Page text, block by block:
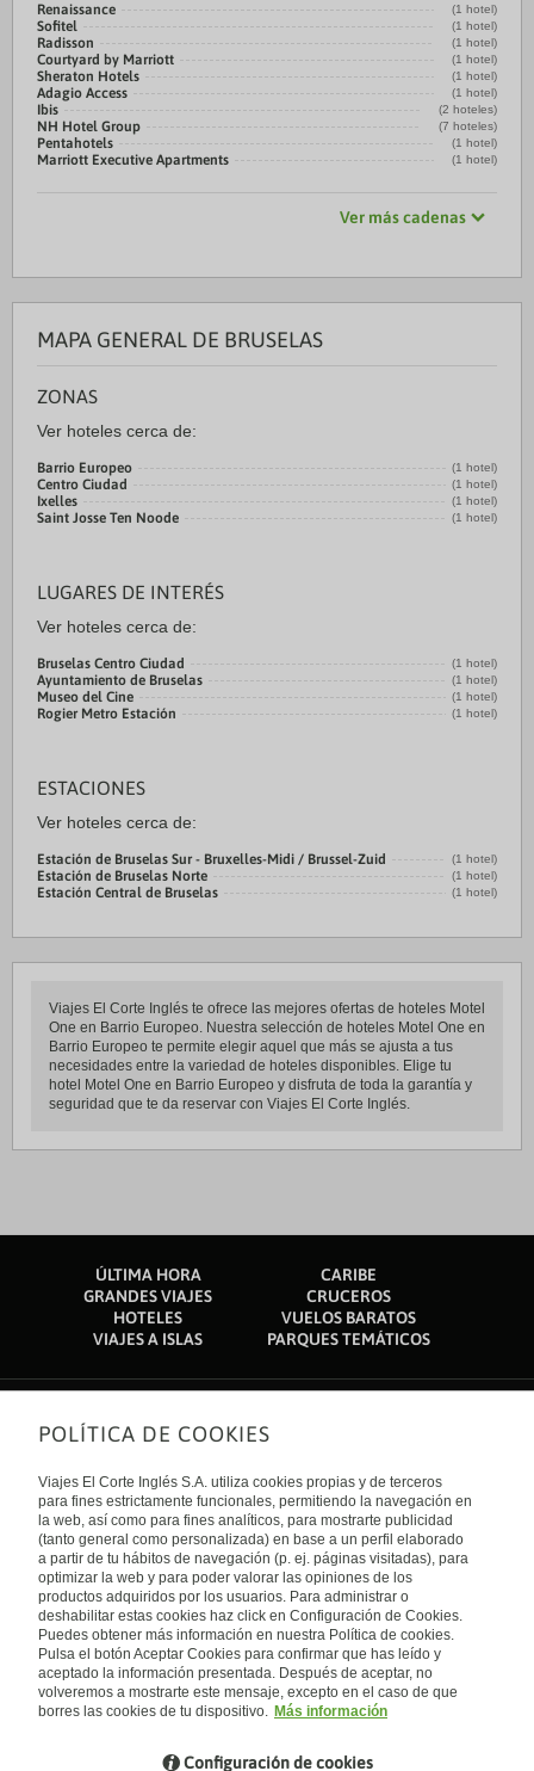
Renaissance (1 hotel)
Sofitel (1 hotel)
Radisson (1 hotel)
Courtyard by Marriott (1 hotel)
Sheraton Hotels (1 hotel)
Adagio Access (1 hotel)
Ibis (2 hoteles)
NH Hotel Group (7 hoteles)
Pentahotels (1 hotel)
Marriott Executive Apartments (1 hotel)
Ver más cadenas
MAPA GENERAL DE BRUSELAS
ZONAS
Ver hoteles cerca de:
Barrio Europeo (1 hotel)
Centro Ciudad (1 hotel)
Ixelles (1 hotel)
Saint Josse Ten Noode (1 hotel)
LUGARES DE INTERÉS
Ver hoteles cerca de:
Bruselas Centro Ciudad (1 hotel)
Ayuntamiento de Bruselas (1 hotel)
Museo del Cine (1 hotel)
Rogier Metro Estación (1 hotel)
ESTACIONES
Ver hoteles cerca de:
Estación de Bruselas Sur - Bruxelles-Midi / Brussel-Zuid (1 hotel)
Estación de Bruselas Norte (1 hotel)
Estación Central de Bruselas (1 hotel)
Viajes El Corte Inglés te ofrece las mejores ofertas de hoteles Motel
One en Barrio Europeo. Nuestra selección de hoteles Motel One en
Barrio Europeo te permite elegir aquel que más se ajusta a tus
necesidades entre la variedad de hoteles disponibles. Elige tu
hotel Motel One en Barrio Europeo y disfruta de toda la garantía y
seguridad que te da reservar con Viajes El Corte Inglés.
ÚLTIMA HORA
CARIBE
GRANDES VIAJES
CRUCEROS
HOTELES
VUELOS BARATOS
VIAJES A ISLAS
PARQUES TEMÁTICOS
Sobre nosotros
Quiénes somos
Financiación
Sostenibilidad
Turismo accesible
Tarjeta El Corte Inglés
Trabaja con nosotros
El Corte Inglés
Canal Ético
Enlaces de interés
Guías de viaje
Catálogos
Auto check-in
Condiciones Generales
Política de privacidad
Política de cookies
Accesibilidad
Empresas/ Grupos
Internacional
España
Visita nuestro blog
Blog de Viajes el Corte inglés
POLÍTICA DE COOKIES
Viajes El Corte Inglés S.A. utiliza cookies propias y de terceros
para fines estrictamente funcionales, permitiendo la navegación en
la web, así como para fines analíticos, para mostrarte publicidad
(tanto general como personalizada) en base a un perfil elaborado
a partir de tu hábitos de navegación (p. ej. páginas visitadas), para
optimizar la web y para poder valorar las opiniones de los
productos adquiridos por los usuarios. Para administrar o
deshabilitar estas cookies haz click en Configuración de Cookies.
Puedes obtener más información en nuestra Política de cookies.
Pulsa el botón Aceptar Cookies para confirmar que has leído y
aceptado la información presentada. Después de aceptar, no
volveremos a mostrarte este mensaje, excepto en el caso de que
borres las cookies de tu dispositivo. Más información
Configuración de cookies